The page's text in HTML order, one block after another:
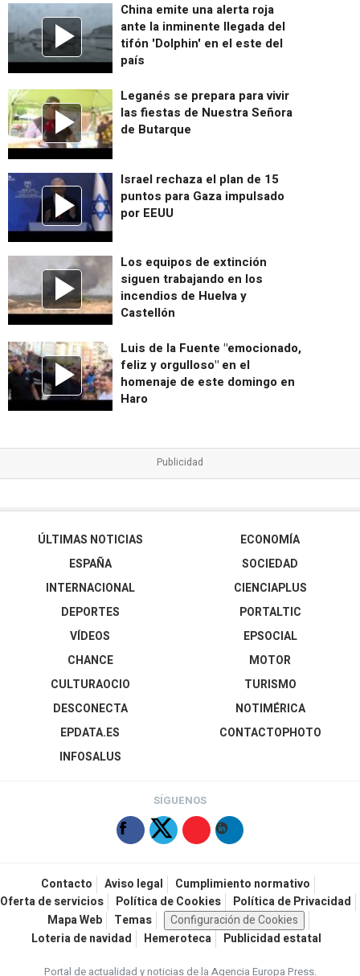
China emite una alerta roja
ante la inminente llegada del
tifón 'Dolphin' en el este del
país
Leganés se prepara para vivir
las fiestas de Nuestra Señora
de Butarque
Israel rechaza el plan de 15
puntos para Gaza impulsado
por EEUU
Los equipos de extinción
siguen trabajando en los
incendios de Huelva y
Castellón
Luis de la Fuente "emocionado,
feliz y orgulloso" en el
homenaje de este domingo en
Haro
ÚLTIMAS NOTICIAS
ESPAÑA
INTERNACIONAL
DEPORTES
VÍDEOS
ECONOMÍA
SOCIEDAD
CIENCIAPLUS
PORTALTIC
EPSOCIAL
CHANCE
CULTURAOCIO
DESCONECTA
EPDATA.ES
INFOSALUS
MOTOR
TURISMO
NOTIMÉRICA
CONTACTOPHOTO
SÍGUENOS
Contacto Aviso legal
Cumplimiento normativo
Oferta de servicios
Política de Cookies
Política de Privacidad
Mapa Web
Temas
Configuración de Cookies
Loteria de navidad
Hemeroteca Publicidad estatal
Portal de actualidad y noticias de la Agencia Europa Press.